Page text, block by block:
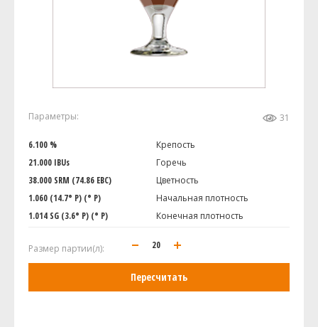
Параметры: 31
6.100 %
Крепость
21.000 IBUs
Горечь
38.000 SRM (74.86 EBC)
Цветность
1.060 (14.7° P) (° P)
Начальная плотность
1.014 SG (3.6° P) (° P)
Конечная плотность
Размер партии(л):
Пересчитать